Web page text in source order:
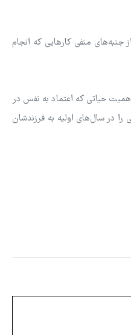
جنبه‌های منفی کارهایی که انجام
حیاتی که اعتماد به نفس در
در سال‌های اولیه به فرزندشان